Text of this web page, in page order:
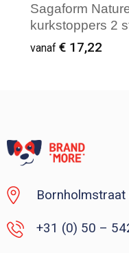
Sagaform
kurkstoppers 2
vanaf € 17,22
+31 (0) 50 –